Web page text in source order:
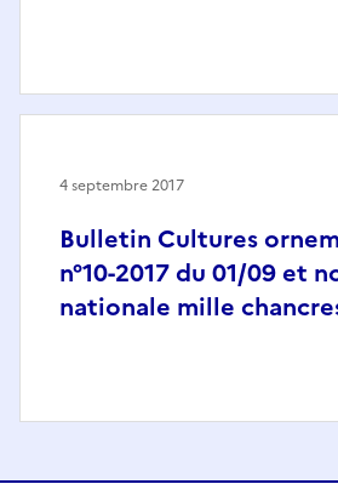
Bulletin Cultures
n°10-2017 du 01/09 et
nationale mille
4 septembre 2017